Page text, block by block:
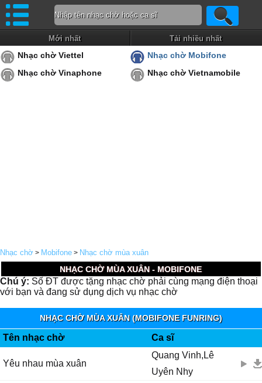
Mới nhất Tải nhiều nhất
Nhạc chờ Viettel
Nhạc chờ Mobifone
Nhạc chờ Vinaphone
Nhạc chờ Vietnamobile
Nhạc chờ > Mobifone > Nhạc chờ mùa xuân
NHẠC CHỜ MÙA XUÂN - MOBIFONE
Chú ý: Số ĐT được tặng nhạc chờ phải cùng mạng điện thoại
với bạn và đang sử dụng dịch vụ nhạc chờ
NHẠC CHỜ MÙA XUÂN (MOBIFONE FUNRING)
Tên nhạc chờ Ca sĩ
Yêu nhau mùa xuân
Quang Vinh,Lê
Uyên Nhy